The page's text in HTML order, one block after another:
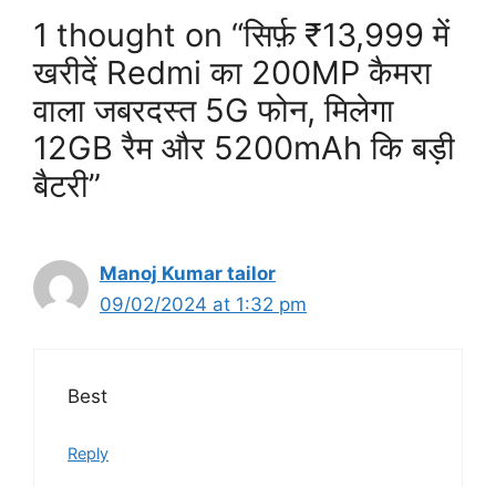
1 thought on “सिर्फ़ ₹13,999 में
खरीदें Redmi का 200MP कैमरा
वाला जबरदस्त 5G फोन, मिलेगा
12GB रैम और 5200mAh कि बड़ी
बैटरी”
Manoj Kumar tailor
09/02/2024 at 1:32 pm
Best
Reply